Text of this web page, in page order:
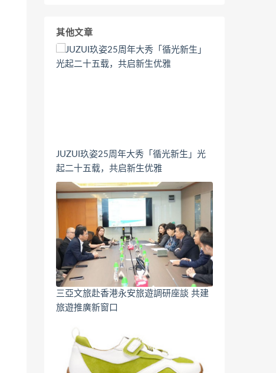
其他文章
JUZUI玖姿25周年大秀「循光新生」光
起二十五载，共启新生优雅
三亞文旅赴香港永安旅遊調研座談 共建
旅遊推廣新窗口